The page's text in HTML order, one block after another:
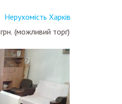
Нерухомість Харків
грн. (можливий торг)